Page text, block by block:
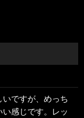
ですが、めっち
感じです。レッ